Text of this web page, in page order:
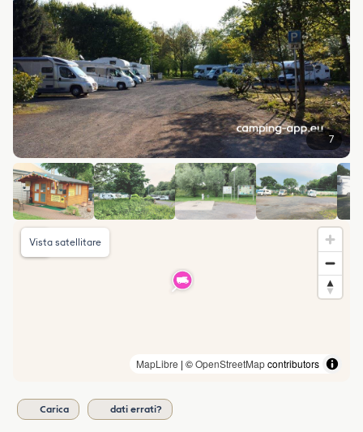
7
MapLibre | ©OpenStreetMapcontributors
Vista satellitare
Carica dati errati?